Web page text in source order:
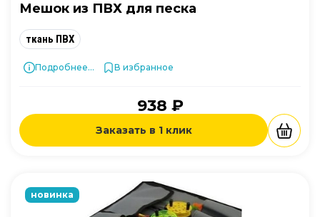
Мешок из ПВХ для песка
ткань ПВХ
Подробнее... В избранное
938 ₽
Заказать в 1 клик
новинка